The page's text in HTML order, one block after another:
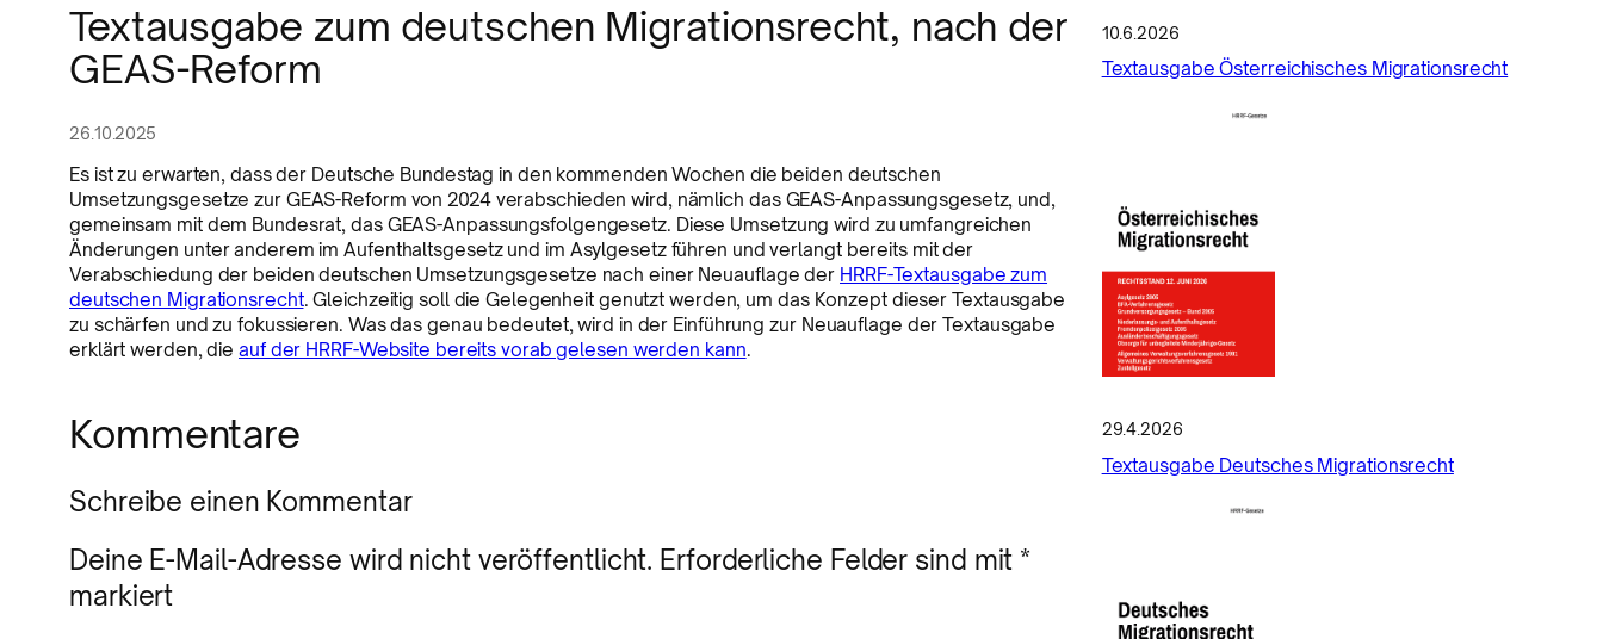
Textausgabe zum deutschen Migrationsrecht, nach der
GEAS-Reform
26.10.2025
Es ist zu erwarten, dass der Deutsche Bundestag in den kommenden Wochen die beiden deutschen
Umsetzungsgesetze zur GEAS-Reform von 2024 verabschieden wird, nämlich das GEAS-Anpassungsgesetz, und,
gemeinsam mit dem Bundesrat, das GEAS-Anpassungsfolgengesetz. Diese Umsetzung wird zu umfangreichen
Änderungen unter anderem im Aufenthaltsgesetz und im Asylgesetz führen und verlangt bereits mit der
Verabschiedung der beiden deutschen Umsetzungsgesetze nach einer Neuauflage der HRRF-Textausgabe zum
deutschen Migrationsrecht. Gleichzeitig soll die Gelegenheit genutzt werden, um das Konzept dieser Textausgabe
zu schärfen und zu fokussieren. Was das genau bedeutet, wird in der Einführung zur Neuauflage der Textausgabe
erklärt werden, die auf der HRRF-Website bereits vorab gelesen werden kann.
Kommentare
Schreibe einen Kommentar
Deine E-Mail-Adresse wird nicht veröffentlicht. Erforderliche Felder sind mit *
markiert
10.6.2026
Textausgabe Österreichisches Migrationsrecht
29.4.2026
Textausgabe Deutsches Migrationsrecht